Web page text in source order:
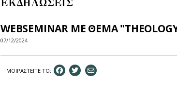
ΕΚΔΗΛΩΣΕΙΣ
WEBSEMINAR ΜΕ ΘΕΜΑ
07/12/2024
ΜΟΙΡΑΣΤEIΤΕ ΤΟ: